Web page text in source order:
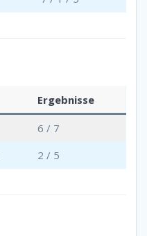
Ergebnisse
6 / 7
2 / 5